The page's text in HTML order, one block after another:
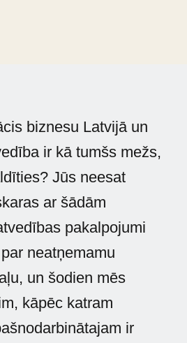
biznesu Latvijā un
ir kā tumšs mežs,
Jūs neesat
ar šādām
pakalpojumi
neatņemamu
un šodien mēs
kāpēc katram
ir